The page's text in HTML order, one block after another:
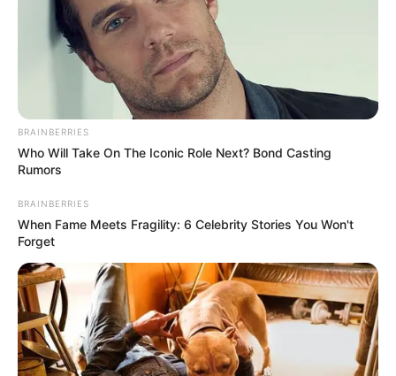
BRAINBERRIES
Who Will Take On The Iconic Role Next? Bond Casting
Rumors
BRAINBERRIES
When Fame Meets Fragility: 6 Celebrity Stories You Won't
Forget